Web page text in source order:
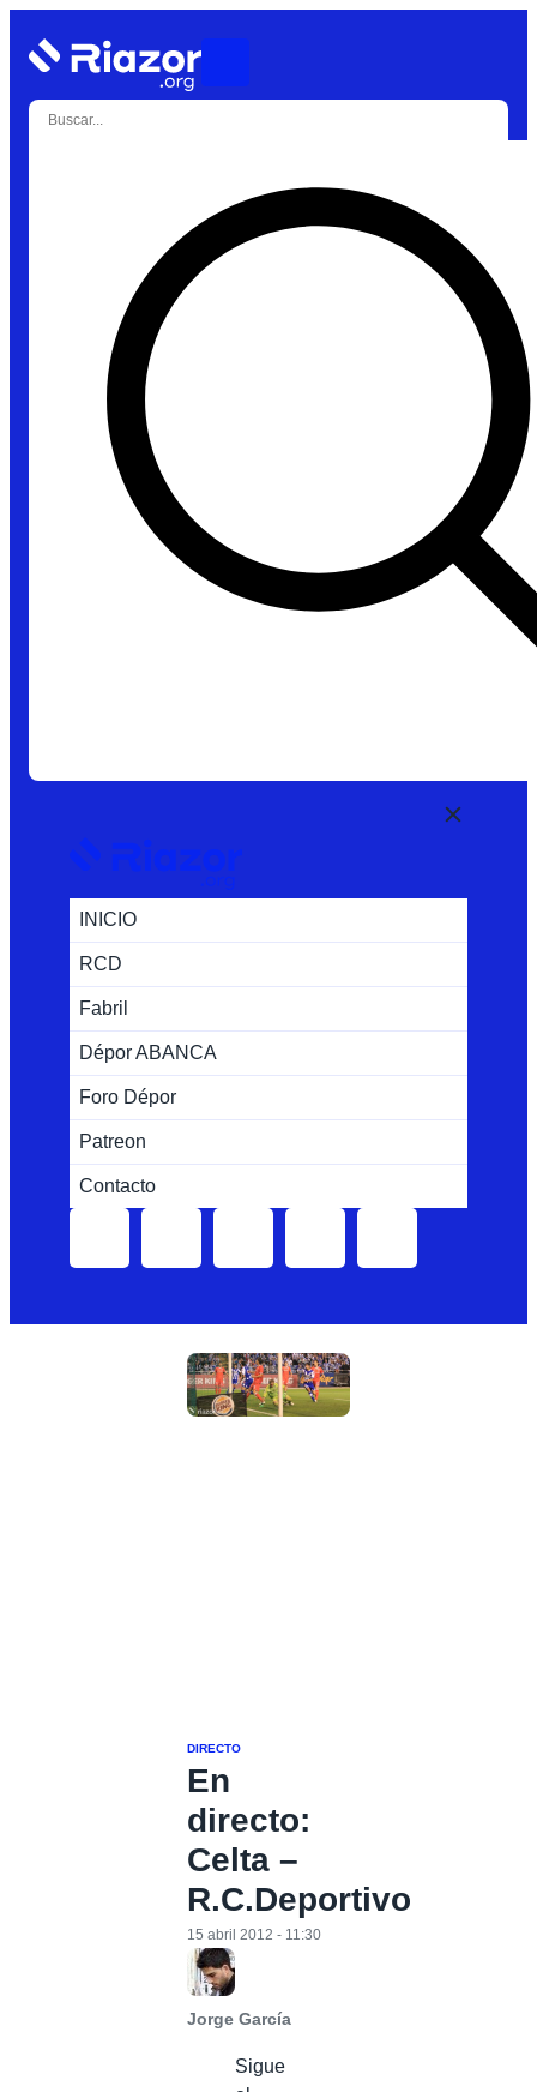
INICIO
RCD
Fabril
Dépor ABANCA
Foro Dépor
Patreon
Contacto
DIRECTO
En
directo:
Celta –
R.C.Deportivo
Jorge García
15 abril 2012 - 11:30
Sigue